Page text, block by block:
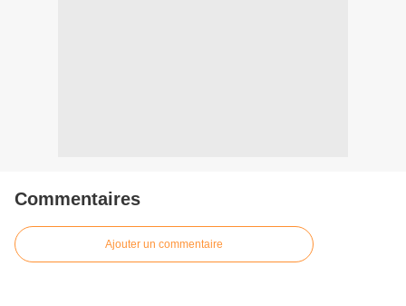
Commentaires
Ajouter un commentaire